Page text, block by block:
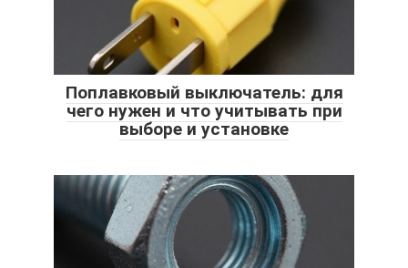
Поплавковый выключатель: для
чего нужен и что учитывать при
выборе и установке